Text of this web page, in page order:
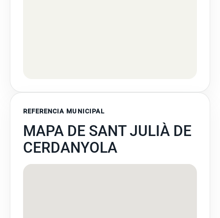
REFERENCIA MUNICIPAL
MAPA DE SANT JULIÀ DE
CERDANYOLA